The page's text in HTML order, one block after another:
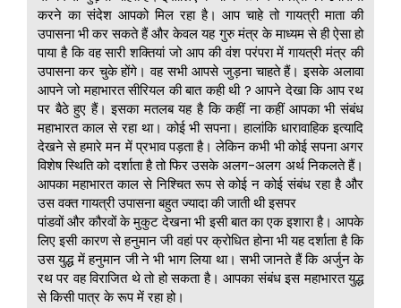
करने का संदेश आपको मिल रहा है। आप चाहे तो गायत्री माता की
उपासना भी कर सकते हैं और केवल यह गुरु मंत्र के माध्यम से ही ऐसा हो
पाया है कि वह सारी शक्तियां जो आप की वंश परंपरा में गायत्री मंत्र की
उपासना कर चुके होंगे। वह सभी आपसे जुड़ना चाहते हैं। इसके अलावा
आपने जो महाभारत सीरियल की बात कही थी ? आपने देखा कि आप रथ
पर बैठे हुए हैं। इसका मतलब यह है कि कहीं ना कहीं आपका भी संबंध
महाभारत काल से रहा था। कोई भी सपना। हालांकि धारावाहिक इत्यादि
देखने से हमारे मन में प्रभाव पड़ता है। लेकिन कभी भी कोई सपना अगर
विशेष स्थिति को दर्शाता है तो फिर उसके अलग-अलग अर्थ निकलते हैं।
आपका महाभारत काल से निश्चित रूप से कोई न कोई संबंध रहा है और
उस वक्त गायत्री उपासना बहुत ज्यादा की जाती थी इसपर
पांडवों और कौरवों के मुकुट देखना भी इसी बात का एक इशारा है। आपके
लिए इसी कारण से हनुमान जी वहां पर क्रोधित होना भी यह दर्शाता है कि
उस युद्ध में हनुमान जी ने भी भाग लिया था। सभी जानते हैं कि अर्जुन के
रथ पर वह विराजित थे तो हो सकता है। आपका संबंध इस महाभारत युद्ध
से किसी पात्र के रूप में रहा हो।